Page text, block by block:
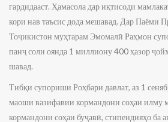
гардидааст. Ҳамасола дар иқтисоди
кори нав таъсис дода мешавад. Дар Паёми
Тоҷикистон муҳтарам Эмомалӣ Раҳмон
панҷ соли оянда 1 миллиону 400 ҳазор
шавад.
Тибқи супориши Роҳбари давлат, аз 1
маоши вазифавии кормандони соҳаи илму
кормандони соҳаи буҷавӣ, стипендияҳо ба